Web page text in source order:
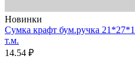
Новинки
Сумка крафт бум.ручка
т.м.
14.54 ₽